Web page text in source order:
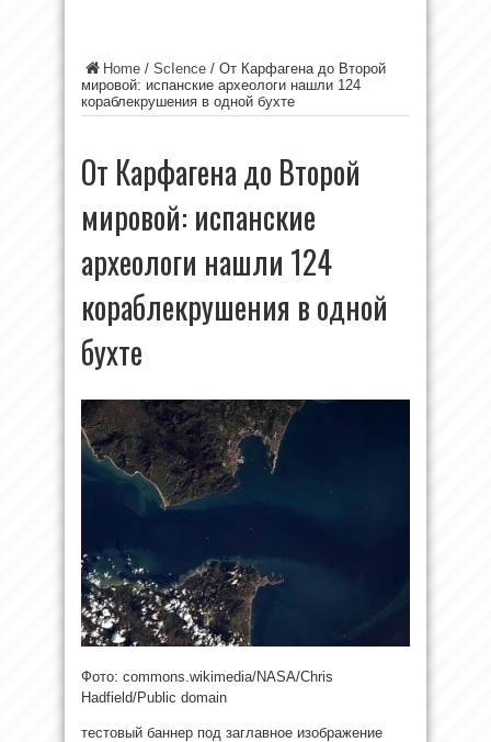
Home / ScIence / От Карфагена до Второй
мировой: испанские археологи нашли 124
кораблекрушения в одной бухте
От Карфагена до Второй
мировой: испанские
археологи нашли 124
кораблекрушения в одной
бухте
Фото: commons.wikimedia/NASA/Chris
Hadfield/Public domain
тестовый баннер под заглавное изображение